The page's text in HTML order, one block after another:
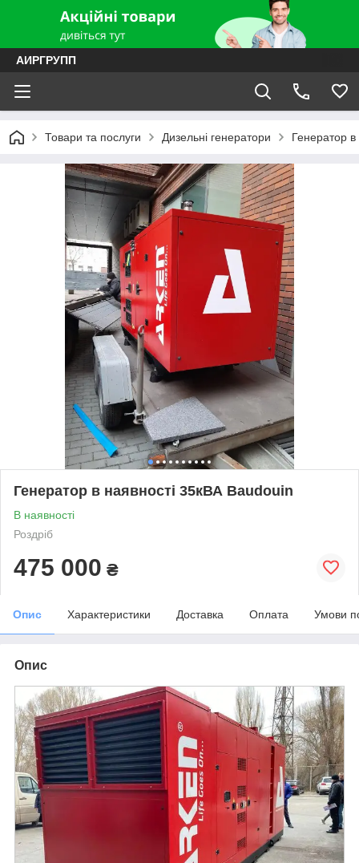
АИРГРУПП
Товари та послуги Дизельні генератори Генератор
Генератор в наявності 35кВА Baudouin
В наявності
Роздріб
475 000 ₴
Опис Характеристики Доставка Оплата Умови
Опис